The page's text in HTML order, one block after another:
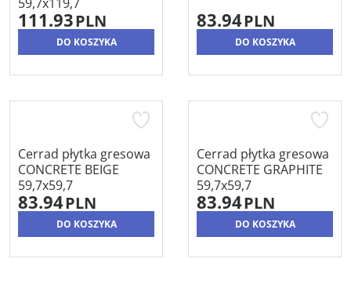
111.93PLN
DO KOSZYKA
83.94PLN
DO KOSZYKA
Cerrad płytka gresowa
CONCRETE BEIGE
59,7x59,7
83.94PLN
DO KOSZYKA
Cerrad płytka gresowa
CONCRETE GRAPHITE
59,7x59,7
83.94PLN
DO KOSZYKA